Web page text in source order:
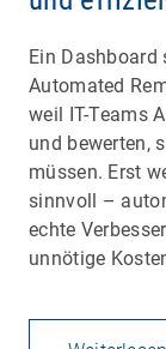
Ein
Automated
weil IT-Teams
und bewerten,
müssen. Erst
sinnvoll –
echte
unnötige